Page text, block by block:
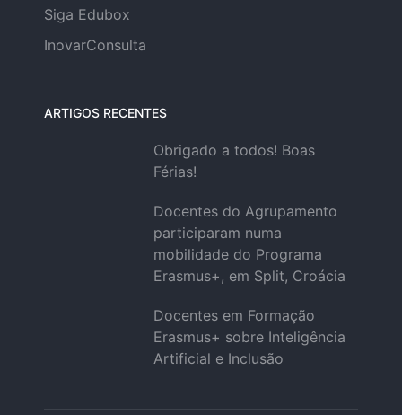
Siga Edubox
InovarConsulta
ARTIGOS RECENTES
Obrigado a todos! Boas
Férias!
Docentes do Agrupamento
participaram numa
mobilidade do Programa
Erasmus+, em Split, Croácia
Docentes em Formação
Erasmus+ sobre Inteligência
Artificial e Inclusão